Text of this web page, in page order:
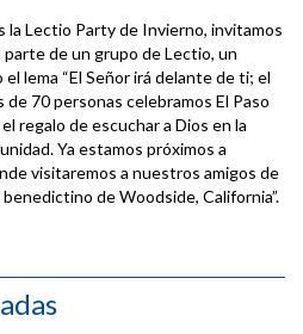
la Lectio Party de Invierno, invitamos
de un grupo de Lectio, un
lema “El Señor irá delante de ti; el
de 70 personas celebramos El Paso
regalo de escuchar a Dios en la
Ya estamos próximos a
visitaremos a nuestros amigos de
de Woodside, California”.